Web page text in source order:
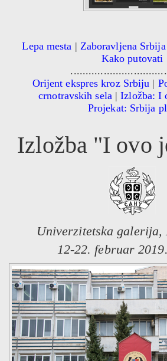
Lepa mesta | Zaboravljena Srbija
Kako putovati
Orijent ekspres kroz Srbiju |
crnotravskih sela|Izložba: I
Projekat: Srbija
Izložba "I ovo
Univerzitetska galerija,
12-22. februar